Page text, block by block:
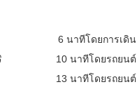
6 นาทีโดยการเดิน
10นาทีโดยรถยนต์
13 นาทีโดยรถยนต์